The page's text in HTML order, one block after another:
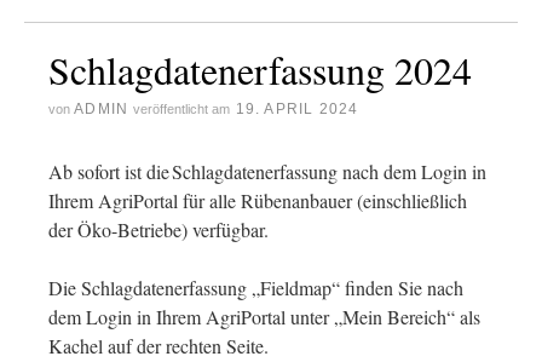
Schlagdatenerfassung 2024
von ADMIN veröffentlicht am 19. APRIL 2024
Ab sofort ist die Schlagdatenerfassung nach dem Login in
Ihrem AgriPortal für alle Rübenanbauer (einschließlich
der Öko-Betriebe) verfügbar.
Die Schlagdatenerfassung „Fieldmap“ finden Sie nach
dem Login in Ihrem AgriPortal unter „Mein Bereich“ als
Kachel auf der rechten Seite.